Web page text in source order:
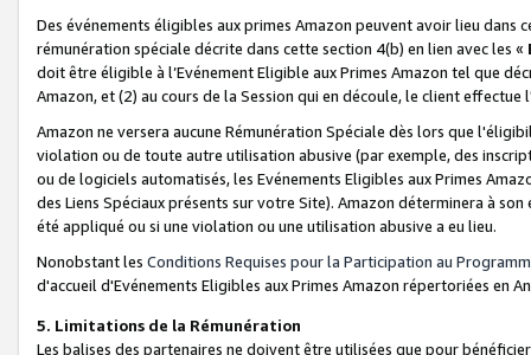
Des événements éligibles aux primes Amazon peuvent avoir lieu dans
rémunération spéciale décrite dans cette section 4(b) en lien avec les «
doit être éligible à l’Evénement Eligible aux Primes Amazon tel que
Amazon, et (2) au cours de la Session qui en découle, le client
Amazon ne versera aucune Rémunération Spéciale dès lors que
violation ou de toute autre utilisation abusive (par exemple, des
ou de logiciels automatisés, les Evénements Eligibles aux Primes
des Liens Spéciaux présents sur votre Site). Amazon déterminera à
été appliqué ou si une violation ou une utilisation abusive a eu lieu.
Nonobstant les Conditions Requises pour la Participation au
d'accueil d'Evénements Eligibles aux Primes Amazon répertoriées en
5. Limitations de la Rémunération
Les balises des partenaires ne doivent être utilisées que pour